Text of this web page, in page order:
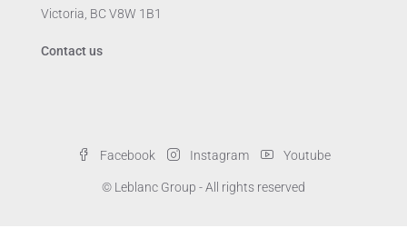
Victoria, BC V8W 1B1
Contact us
Facebook Instagram Youtube
© Leblanc Group - All rights reserved